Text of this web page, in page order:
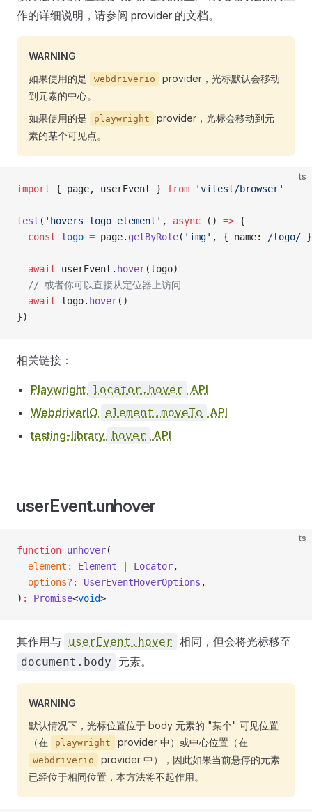
作的详细说明，请参阅 provider 的文档。
WARNING
如果使用的是
webdriverio
provider，光标默认会移动
到元素的中心。
如果使用的是
playwright
provider，光标会移动到元
素的某个可见点。
ts
import { page, userEvent } from 'vitest/browser'
test ( 'hovers logo element' , async () => {
  const
logo = page. getByRole( 'img' , { name: /logo/
  await
userEvent. hover(logo)
  // 或者你可以直接从定位器上访问
  await
logo. hover()
})
相关链接：
Playwright locator.hover
API
WebdriverIO
element.moveTo
API
testing-library hover API
userEvent.unhover
ts
function unhover(
  element
: Element Locator,
  options
?: UserEventHoverOptions ,
) : Promise<void>
其作用与 userEvent.hover 相同，但会将光标移至
document.body 元素。
WARNING
默认情况下，光标位置位于 body 元素的 "某个" 可见位置
（在
playwright provider 中）或中心位置（在
webdriverio
provider 中），因此如果当前悬停的元素
已经位于相同位置，本方法将不起作用。